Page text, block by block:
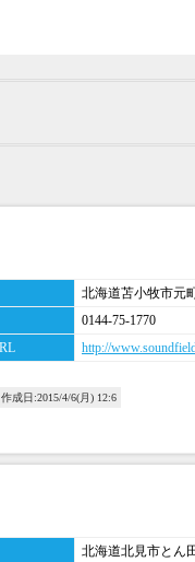
北海道苫小牧市元
0144-75-1770
http://
作成日:2015/4/6(月) 12:6
北海道北見市とん